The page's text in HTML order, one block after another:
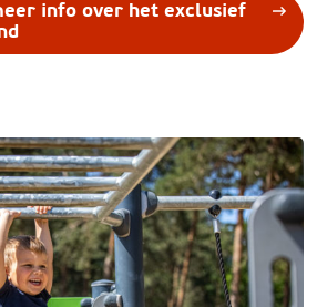
info over het exclusief